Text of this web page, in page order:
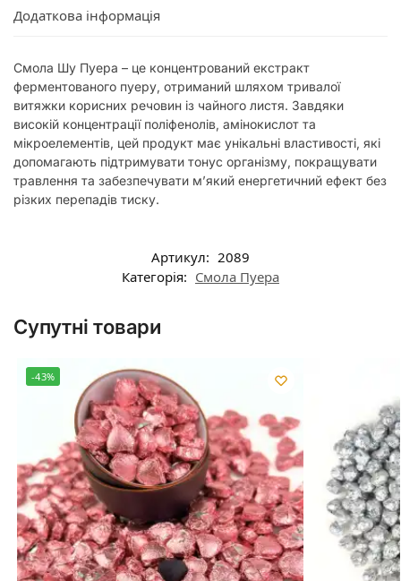
Додаткова інформація
Смола Шу Пуера – це концентрований екстракт
ферментованого пуеру, отриманий шляхом тривалої
витяжки корисних речовин із чайного листя. Завдяки
високій концентрації поліфенолів, амінокислот та
мікроелементів, цей продукт має унікальні властивості, які
допомагають підтримувати тонус організму, покращувати
травлення та забезпечувати м’який енергетичний ефект без
різких перепадів тиску.
Артикул: 2089
Категорія: Смола Пуера
Супутні товари
-43%